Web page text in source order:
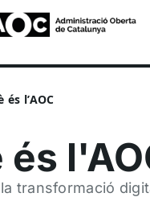
és l’AOC
és
transformació